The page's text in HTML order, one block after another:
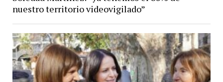
nuestro territorio videovigilado”